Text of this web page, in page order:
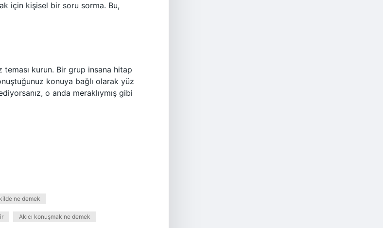
için kişisel bir soru sorma. Bu,
kurun. Bir grup insana hitap
konuya bağlı olarak yüz
o anda meraklıymış gibi
ne demek
Akıcı konuşmak ne demek